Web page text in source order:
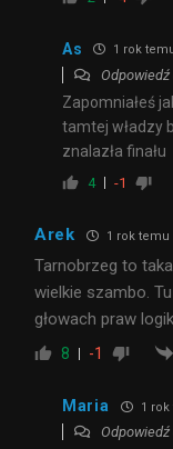
As 1 rok
Odpowiedź
Zapomniałeś
tamtej władzy
znalazła finału
4 -1
Arek 1 rok temu
Tarnobrzeg to
wielkie szambo.
głowach praw
8 -1
Maria 1